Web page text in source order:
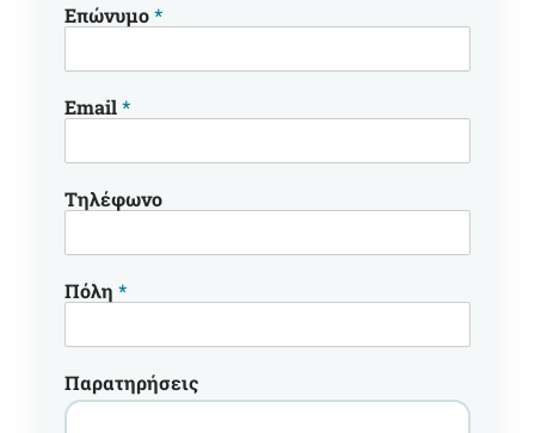
Επώνυμο*
Email*
Τηλέφωνο
Πόλη*
Παρατηρήσεις